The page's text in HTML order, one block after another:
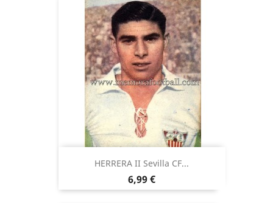
HERRERA II Sevilla CF...
Precio
6,99 €